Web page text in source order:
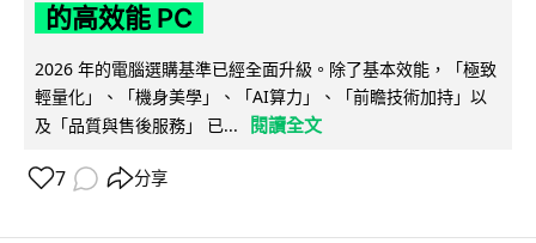
的高效能 PC
2026 年的電腦選購基準已經全面升級。除了基本效能，「極致
輕量化」、「機身美學」、「AI算力」、「前瞻技術加持」以
及「品質與售後服務」 已...
閱讀全文
7 分享